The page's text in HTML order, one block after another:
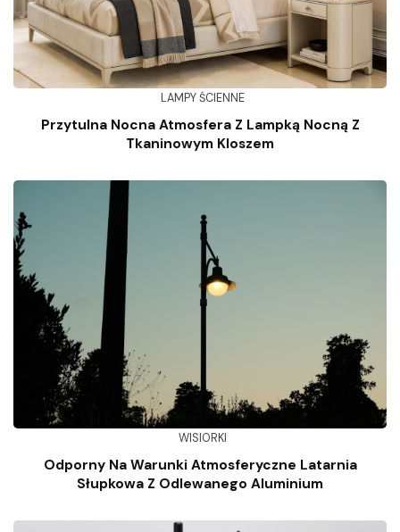
LAMPY ŚCIENNE
Przytulna Nocna Atmosfera Z Lampką Nocną Z
Tkaninowym Kloszem
WISIORKI
Odporny Na Warunki Atmosferyczne Latarnia
Słupkowa Z Odlewanego Aluminium